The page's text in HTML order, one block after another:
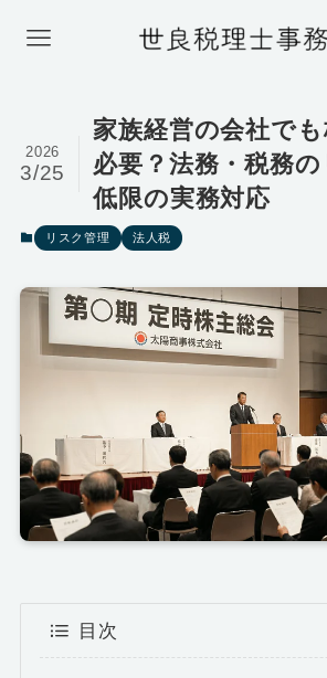
家族経営の会社で
必要？法務・税務
低限の実務対応
2026
3/25
リスク管理 法人税
目次